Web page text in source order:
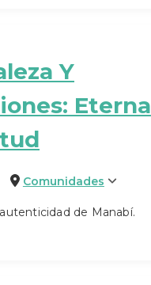
Y
Eterna
Comunidades
de Manabí.